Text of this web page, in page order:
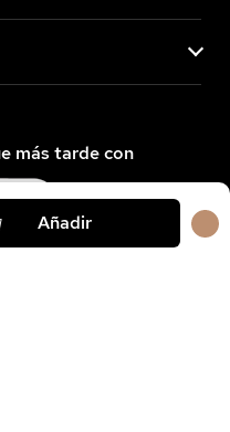
Añadir
más tarde con